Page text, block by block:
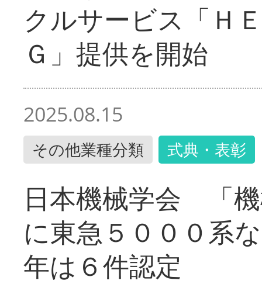
クルサービス「Ｈ
Ｇ」提供を開始
2025.08.15
その他業種分類 式典・表彰
日本機械学会 「
に東急５０００系
年は６件認定